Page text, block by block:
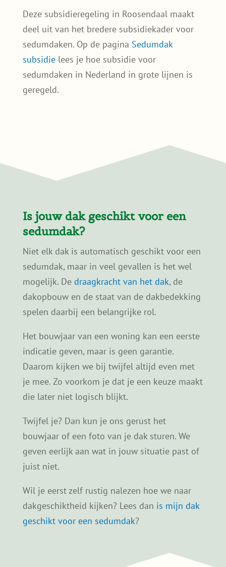
bepaalde voorwaarden. Denk aan minimale
opbouwhoogte en waterbergende capaciteit.
De exacte voorwaarden en het
aanvraagformulier vind je op de officiële
gemeentepagina:
Subsidie voor een groen dak – Gemeente
wacht niet te lang met aanvragen als je wilt
sedumdaken. Op de paginaSedumdak
subsidielees je hoe subsidie voor
sedumdaken in Nederland in grote lijnen is
geregeld.
Is jouw dak geschikt voor een
sedumdak?
Niet elk dak is automatisch geschikt voor een
sedumdak, maar in veel gevallen is het wel
mogelijk. De draagkracht van het dak, de
dakopbouw en de staat van de dakbedekking
spelen daarbij een belangrijke rol.
Het bouwjaar van een woning kan een eerste
indicatie geven, maar is geen garantie.
je mee. Zo voorkom je dat je een keuze maakt